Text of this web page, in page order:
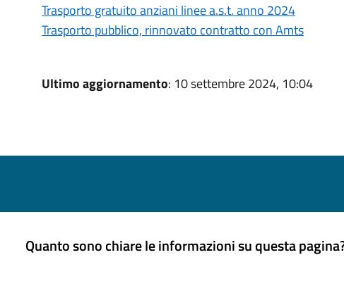
Trasporto gratuito anziani linee a.s.t. anno 2024
Trasporto pubblico, rinnovato contratto con Amts
Ultimo aggiornamento: 10 settembre 2024, 10:04
Quanto sono chiare le informazioni su questa